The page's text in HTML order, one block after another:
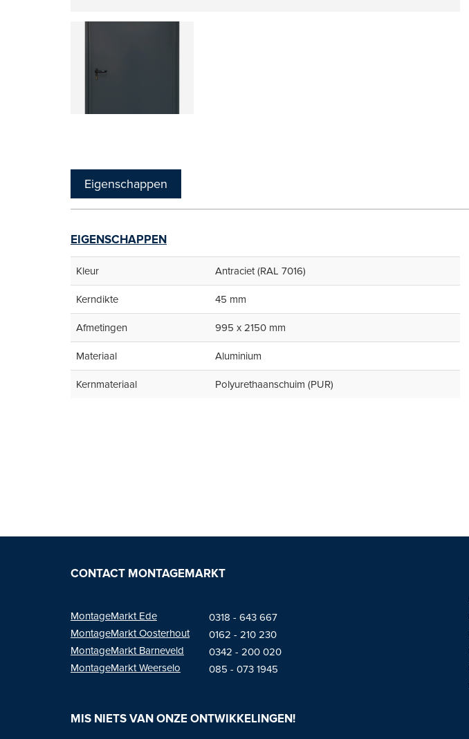
Eigenschappen
EIGENSCHAPPEN
Kleur Antraciet (RAL 7016)
Kerndikte 45 mm
Afmetingen 995 x 2150 mm
Materiaal Aluminium
Kernmateriaal Polyurethaanschuim (PUR)
CONTACT MONTAGEMARKT
MontageMarkt Ede
MontageMarktOosterhout
MontageMarkt Barneveld
MontageMarkt Weerselo
0318 - 643 667
0162 - 210 230
0342 - 200 020
085 - 073 1945
MIS NIETS VAN ONZE ONTWIKKELINGEN!